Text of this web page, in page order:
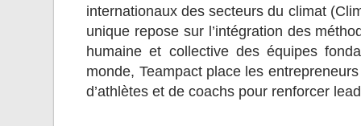
internationaux des secteurs du climat
unique repose sur l’intégration des
humaine et collective des équipes
monde, Teampact place les
d’athlètes et de coachs pour renforcer